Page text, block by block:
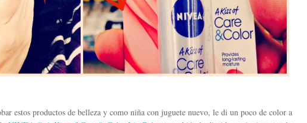
estos productos de belleza y como niña con juguete nuevo, le di un poco de color a